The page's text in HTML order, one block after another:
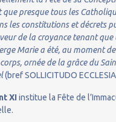
presque tous les
les constitutions et décrets
de la croyance tenant que
Marie a été, au moment
ornée de la grâce du
(bref SOLLICITUDO
XI institue la Fête de